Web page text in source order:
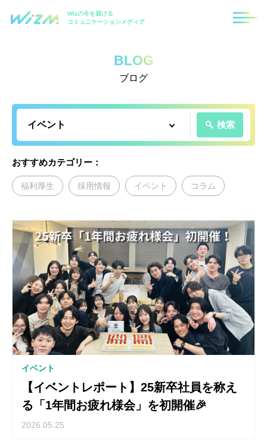
Wizの今を届ける
コミュニケーションメディア
BLOG
ブログ
検索
おすすめカテゴリー：
福利厚生 採用情報 イベント コラム
イベント
【イベントレポート】25新卒社員を称え
る「1年間お疲れ様会」を初開催🎉
2026.05.25